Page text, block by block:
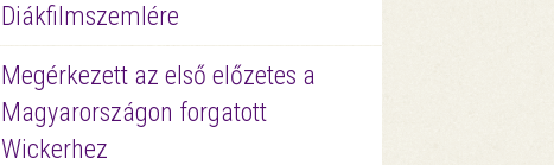
Diákfilmszemlére
Megérkezett az első előzetes a
Magyarországon forgatott
Wickerhez